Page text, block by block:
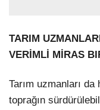
TARIM
VERİMLİ MİRAS
Tarım uzmanları
toprağın